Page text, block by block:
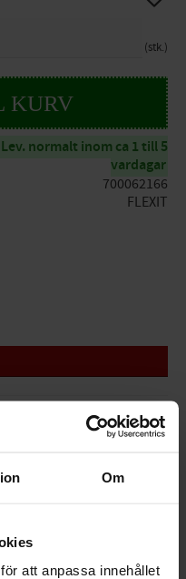
Om
att anpassa innehållet
stk.
Lev. normalt inom ca 1 till 5
vardagar
700062166
FLEXIT